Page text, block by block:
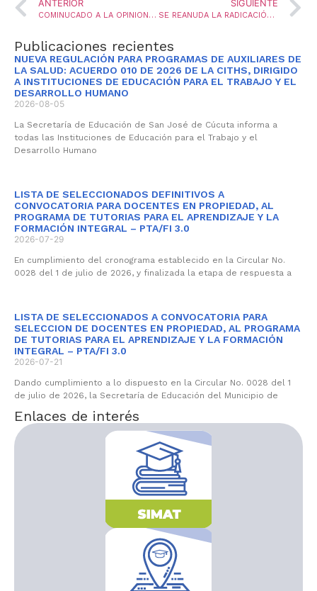
ANTERIOR
COMINUCADO A LA OPINION PUBLICA
SIGUIENTE
SE REANUDA LA RADICACIÓN FÍSICA DE LAS PRESTACIONES ECONÓMICAS EN LA SECRETARÍA DE EDUCACIÓN
Publicaciones recientes
NUEVA REGULACIÓN PARA PROGRAMAS DE AUXILIARES DE
LA SALUD: ACUERDO 010 DE 2026 DE LA CITHS, DIRIGIDO
A INSTITUCIONES DE EDUCACIÓN PARA EL TRABAJO Y EL
DESARROLLO HUMANO
2026-08-05
La Secretaría de Educación de San José de Cúcuta informa a
todas las Instituciones de Educación para el Trabajo y el
Desarrollo Humano
LISTA DE SELECCIONADOS DEFINITIVOS A
CONVOCATORIA PARA DOCENTES EN PROPIEDAD, AL
PROGRAMA DE TUTORIAS PARA EL APRENDIZAJE Y LA
FORMACIÓN INTEGRAL – PTA/FI 3.0
2026-07-29
En cumplimiento del cronograma establecido en la Circular No.
0028 del 1 de julio de 2026, y finalizada la etapa de respuesta a
LISTA DE SELECCIONADOS A CONVOCATORIA PARA
SELECCION DE DOCENTES EN PROPIEDAD, AL PROGRAMA
DE TUTORIAS PARA EL APRENDIZAJE Y LA FORMACIÓN
INTEGRAL – PTA/FI 3.0
2026-07-21
Dando cumplimiento a lo dispuesto en la Circular No. 0028 del 1
de julio de 2026, la Secretaría de Educación del Municipio de
Enlaces de interés